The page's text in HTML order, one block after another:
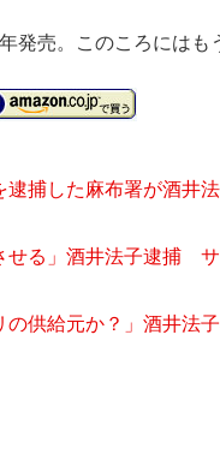
発売。このころには
逮捕した麻布署が酒井
せる」酒井法子逮捕
の供給元か？」酒井